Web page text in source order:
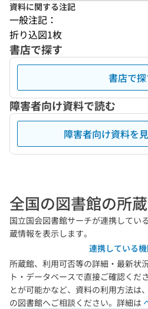
資料に関する注記
一般注記：
折り込図1枚
書店で探す
書店で
障害者向け資料で読む
障害者向け資料を
全国の図書館の所蔵
国立国会図書館サーチが連携してい
蔵情報を表示します。
連携している
所蔵館、利用可否等の詳細・最新状
ト・データベースで直接ご確認くだ
とが可能かなど、資料の利用方法は
の図書館へご相談ください。詳細は